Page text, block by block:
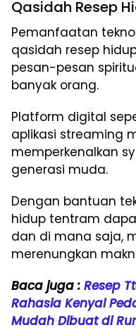
Qasidah Resep
Pemanfaatan
qasidah resep
pesan-pesan
banyak orang.
Platform digital
aplikasi streaming
memperkenalkan
generasi muda.
Dengan bantuan
hidup tentram
dan di mana saja,
merenungkan
Baca juga : Resep
Rahasia Kenyal
Mudah Dibuat di